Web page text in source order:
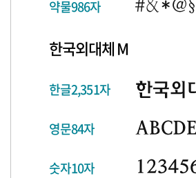
약물986자
한국외대체 M
한글2,351자
영문84자
숫자10자